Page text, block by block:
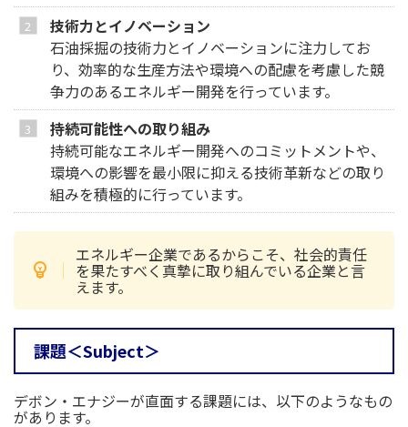
技術力とイノベーション
石油採掘の技術力とイノベーションに注力してお
り、効率的な生産方法や環境への配慮を考慮した競
争力のあるエネルギー開発を行っています。
持続可能性への取り組み
持続可能なエネルギー開発へのコミットメントや、
環境への影響を最小限に抑える技術革新などの取り
組みを積極的に行っています。
エネルギー企業であるからこそ、社会的責任
を果たすべく真摯に取り組んでいる企業と言
えます。
課題＜Subject＞
デボン・エナジーが直面する課題には、以下のようなもの
があります。